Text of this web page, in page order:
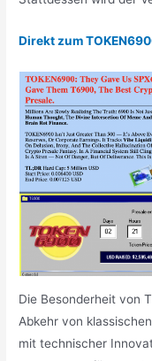
Direkt zum
Die Besonderheit von
Abkehr von
mit technischer